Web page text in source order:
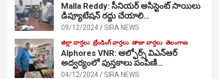
Malla Reddy: సీనియర్ అసిస్టెంట్ సాయిలు
డిప్యూటేషన్ రద్దు చేయాలి…
09/12/2024 SIRA NEWS
జిల్లా వార్తలు ట్రేండింగ్ వార్తలు తాజా వార్తలు తెలంగాణ
Alphores VNR: ఆల్ఫోర్స్ విఎన్ఆర్
అద్వర్యంలో పుస్తకాలు పంపిణి…
04/12/2024 SIRA NEWS